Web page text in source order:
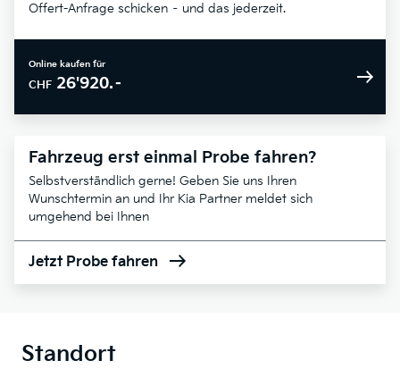
Offert-Anfrage schicken – und das jederzeit.
Online kaufen für
CHF 26'920.–
Fahrzeug erst einmal Probe fahren?
Selbstverständlich gerne! Geben Sie uns Ihren
Wunschtermin an und Ihr Kia Partner meldet sich
umgehend bei Ihnen
Jetzt Probe fahren
Standort